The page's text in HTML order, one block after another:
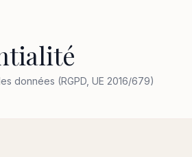
données (RGPD, UE 2016/679)